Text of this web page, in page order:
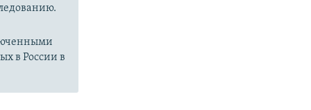
в России в